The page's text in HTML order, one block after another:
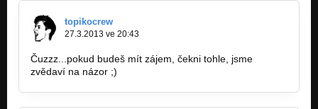
topikocrew
27.3.2013 ve 20:43
Čuzzz...pokud budeš mít zájem, čekni tohle, jsme
zvědaví na názor ;)